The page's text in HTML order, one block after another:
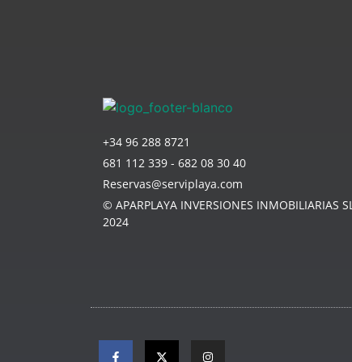
+34 96 288 8721
681 112 339 - 682 08 30 40
Reservas@serviplaya.com
© APARPLAYA INVERSIONES INMOBILIARIAS SL
2024